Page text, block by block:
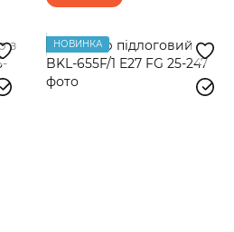
НОВИНКА